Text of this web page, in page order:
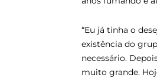
“Eu já tinha o
existência do
necessário.
muito grande.